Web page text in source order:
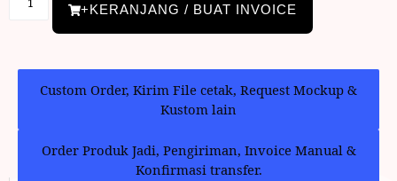
+KERANJANG / BUAT INVOICE
Custom Order, Kirim File cetak, Request Mockup &
Kustom lain
Order Produk Jadi, Pengiriman, Invoice Manual &
Konfirmasi transfer.